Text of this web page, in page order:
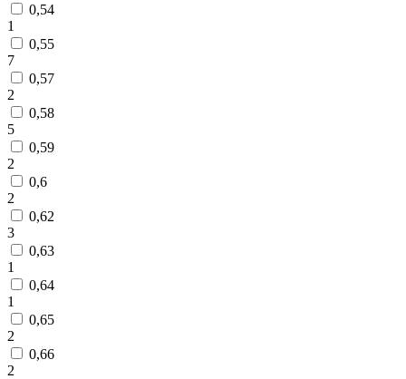
0,54
1
0,55
7
0,57
2
0,58
5
0,59
2
0,6
2
0,62
3
0,63
1
0,64
1
0,65
2
0,66
2